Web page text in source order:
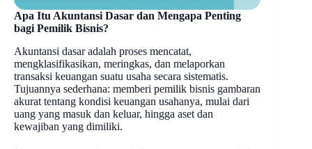
Apa Itu Akuntansi Dasar dan Mengapa Penting
bagi Pemilik Bisnis?
Akuntansi dasar adalah proses mencatat,
mengklasifikasikan, meringkas, dan melaporkan
transaksi keuangan suatu usaha secara sistematis.
Tujuannya sederhana: memberi pemilik bisnis gambaran
akurat tentang kondisi keuangan usahanya, mulai dari
uang yang masuk dan keluar, hingga aset dan
kewajiban yang dimiliki.